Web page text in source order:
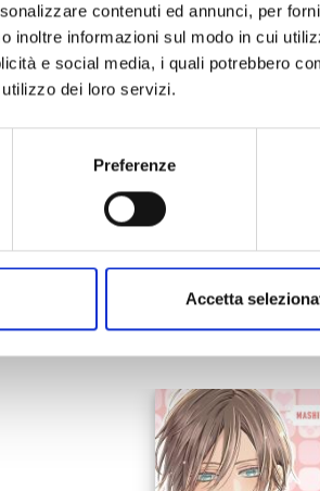
contenuti ed annunci, per
inoltre informazioni sul modo in cui
e social media, i quali potrebbero
dei loro servizi.
Preferenze
Accetta
12/10/2016
€ 12,00